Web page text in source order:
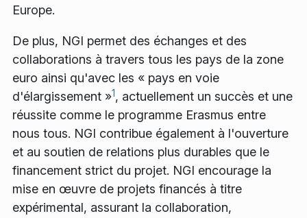
Europe.
De plus, NGI permet des échanges et des
collaborations à travers tous les pays de la zone
euro ainsi qu'avec les « pays en voie
d'élargissement »1, actuellement un succès et une
réussite comme le programme Erasmus entre
nous tous. NGI contribue également à l'ouverture
et au soutien de relations plus durables que le
financement strict du projet. NGI encourage la
mise en œuvre de projets financés à titre
expérimental, assurant la collaboration,